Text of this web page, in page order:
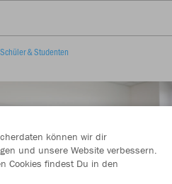
Schüler & Studenten
können wir dir
und unsere Website verbessern.
Cookies findest Du in den